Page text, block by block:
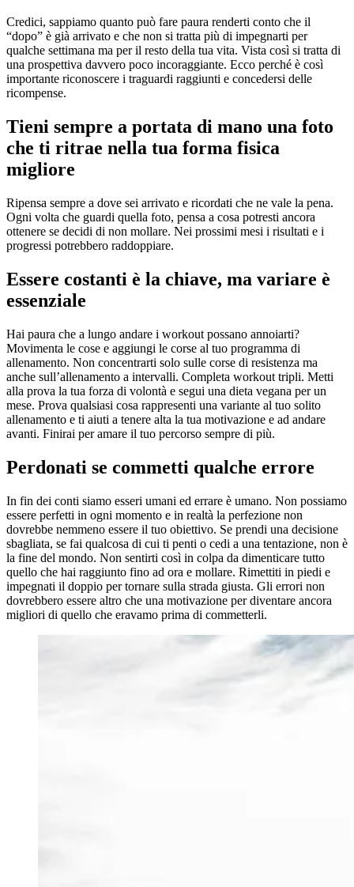
Credici, sappiamo quanto può fare paura renderti conto che il
“dopo” è già arrivato e che non si tratta più di impegnarti per
qualche settimana ma per il resto della tua vita. Vista così si tratta di
una prospettiva davvero poco incoraggiante. Ecco perché è così
importante riconoscere i traguardi raggiunti e concedersi delle
ricompense.
Tieni sempre a portata di mano una foto
che ti ritrae nella tua forma fisica
migliore
Ripensa sempre a dove sei arrivato e ricordati che ne vale la pena.
Ogni volta che guardi quella foto, pensa a cosa potresti ancora
ottenere se decidi di non mollare. Nei prossimi mesi i risultati e i
progressi potrebbero raddoppiare.
Essere costanti è la chiave, ma variare è
essenziale
Hai paura che a lungo andare i workout possano annoiarti?
Movimenta le cose e aggiungi le corse al tuo programma di
allenamento. Non concentrarti solo sulle corse di resistenza ma
anche sull’allenamento a intervalli. Completa workout tripli. Metti
alla prova la tua forza di volontà e segui una dieta vegana per un
mese. Prova qualsiasi cosa rappresenti una variante al tuo solito
allenamento e ti aiuti a tenere alta la tua motivazione e ad andare
avanti. Finirai per amare il tuo percorso sempre di più.
Perdonati se commetti qualche errore
In fin dei conti siamo esseri umani ed errare è umano. Non possiamo
essere perfetti in ogni momento e in realtà la perfezione non
dovrebbe nemmeno essere il tuo obiettivo. Se prendi una decisione
sbagliata, se fai qualcosa di cui ti penti o cedi a una tentazione, non è
la fine del mondo. Non sentirti così in colpa da dimenticare tutto
quello che hai raggiunto fino ad ora e mollare. Rimettiti in piedi e
impegnati il doppio per tornare sulla strada giusta. Gli errori non
dovrebbero essere altro che una motivazione per diventare ancora
migliori di quello che eravamo prima di commetterli.